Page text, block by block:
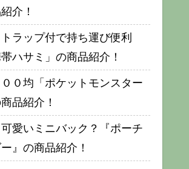
介！
ラップ付で持ち運び便利
帯ハサミ」の商品紹介！
０均「ポケットモンスター
品紹介！
愛いミニバック？『ポーチ
』の商品紹介！